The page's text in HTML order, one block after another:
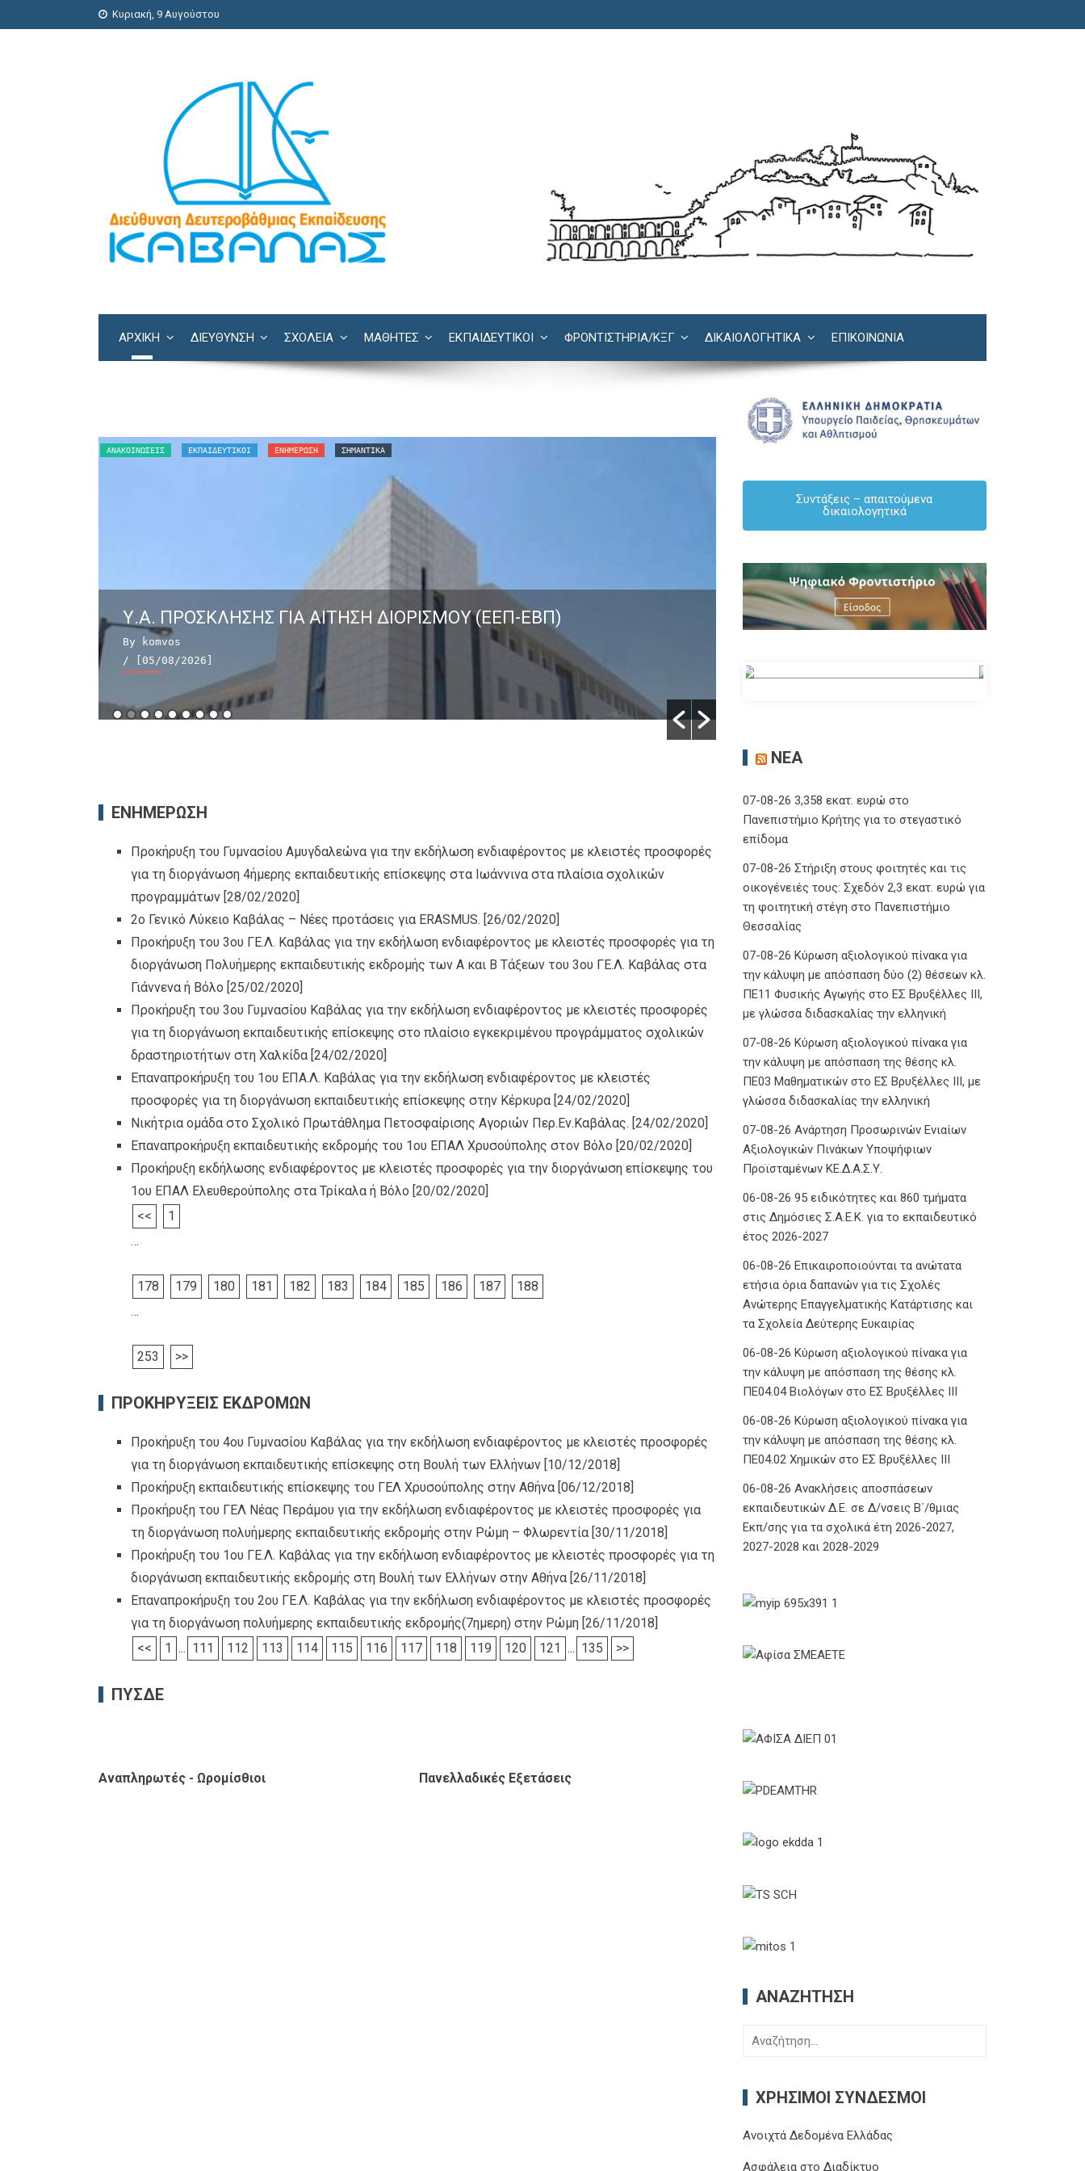
Κυριακή, 9 Αυγούστου
ΑΡΧΙΚΗ ΔΙΕΎΘΥΝΣΗ ΣΧΟΛΕΊΑ ΜΑΘΗΤΕΣ ΕΚΠΑΙΔΕΥΤΙΚΟΙ ΦΡΟΝΤΙΣΤΉΡΙΑ/KΞΓ ΔΙΚΑΙΟΛΟΓΗΤΙΚΆ ΕΠΙΚΟΙΝΩΝΊΑ
ΑΝΑΚΟΙΝΏΣΕΙΣ ΕΚΠΑΙΔΕΥΤΙΚΟΙ ΕΝΗΜΕΡΩΣΗ ΣΗΜΑΝΤΙΚΆ
Υ.Α. ΠΡΟΣΚΛΗΣΗΣ ΓΙΑ ΑΙΤΗΣΗ ΔΙΟΡΙΣΜΟΥ (ΕΕΠ-ΕΒΠ)
By komvos
/ [05/08/2026]
ΠΡΟΣΟΧΗ – ΑΝΑΚΟΙΝΟΠΟΙΗΣΗ – Πίνακες
By Δημήτριος Κουκουλάκης
ΕΝΗΜΕΡΩΣΗ
Προκήρυξη του Γυμνασίου Αμυγδαλεώνα για την εκδήλωση ενδιαφέροντος με κλειστές προσφορές
για τη διοργάνωση 4ήμερης εκπαιδευτικής επίσκεψης στα Ιωάννινα στα πλαίσια σχολικών
προγραμμάτων [28/02/2020]
2ο Γενικό Λύκειο Καβάλας – Νέες προτάσεις για ERASMUS. [26/02/2020]
Προκήρυξη του 3ου ΓΕ.Λ. Καβάλας για την εκδήλωση ενδιαφέροντος με κλειστές προσφορές για τη
διοργάνωση Πολυήμερης εκπαιδευτικής εκδρομής των Α και Β Τάξεων του 3ου ΓΕ.Λ. Καβάλας στα
Γιάννενα ή Βόλο [25/02/2020]
Προκήρυξη του 3ου Γυμνασίου Καβάλας για την εκδήλωση ενδιαφέροντος με κλειστές προσφορές
για τη διοργάνωση εκπαιδευτικής επίσκεψης στο πλαίσιο εγκεκριμένου προγράμματος σχολικών
δραστηριοτήτων στη Χαλκίδα [24/02/2020]
Επαναπροκήρυξη του 1ου ΕΠΑ.Λ. Καβάλας για την εκδήλωση ενδιαφέροντος με κλειστές
προσφορές για τη διοργάνωση εκπαιδευτικής επίσκεψης στην Κέρκυρα [24/02/2020]
Νικήτρια ομάδα στο Σχολικό Πρωτάθλημα Πετοσφαίρισης Αγοριών Περ.Εν.Καβάλας. [24/02/2020]
Επαναπροκήρυξη εκπαιδευτικής εκδρομής του 1ου ΕΠΑΛ Χρυσούπολης στον Βόλο [20/02/2020]
Προκήρυξη εκδήλωσης ενδιαφέροντος με κλειστές προσφορές για την διοργάνωση επίσκεψης του
1ου ΕΠΑΛ Ελευθερούπολης στα Τρίκαλα ή Βόλο [20/02/2020]
<<
1
…
178 179 180 181 182 183 184 185 186 187
188
…
253 >>
ΠΡΟΚΗΡΥΞΕΙΣ ΕΚΔΡΟΜΩΝ
Προκήρυξη του 4ου Γυμνασίου Καβάλας για την εκδήλωση ενδιαφέροντος με κλειστές προσφορές
για τη διοργάνωση εκπαιδευτικής επίσκεψης στη Βουλή των Ελλήνων [10/12/2018]
Προκήρυξη εκπαιδευτικής επίσκεψης του ΓΕΛ Χρυσούπολης στην Αθήνα [06/12/2018]
Προκήρυξη του ΓΕΛ Νέας Περάμου για την εκδήλωση ενδιαφέροντος με κλειστές προσφορές για
τη διοργάνωση πολυήμερης εκπαιδευτικής εκδρομής στην Ρώμη – Φλωρεντία [30/11/2018]
Προκήρυξη του 1ου ΓΕ.Λ. Καβάλας για την εκδήλωση ενδιαφέροντος με κλειστές προσφορές για τη
διοργάνωση εκπαιδευτικής εκδρομής στη Βουλή των Ελλήνων στην Αθήνα [26/11/2018]
Επαναπροκήρυξη του 2ου ΓΕ.Λ. Καβάλας για την εκδήλωση ενδιαφέροντος με κλειστές προσφορές
για τη διοργάνωση πολυήμερης εκπαιδευτικής εκδρομής(7ημερη) στην Ρώμη [26/11/2018]
<<
1 ... 111 112 113 114 115 116 117 118 119 120 121 ... 135 >>
ΠΥΣΔΕ
Αναπληρωτές - Ωρομίσθιοι Πανελλαδικές Εξετάσεις
Συντάξεις – απαιτούμενα
δικαιολογητικά
ΝΈΑ
07-08-26 3,358 εκατ. ευρώ στο
Πανεπιστήμιο Κρήτης για το στεγαστικό
επίδομα
07-08-26 Στήριξη στους φοιτητές και τις
οικογένειές τους: Σχεδόν 2,3 εκατ. ευρώ για
τη φοιτητική στέγη στο Πανεπιστήμιο
Θεσσαλίας
07-08-26 Κύρωση αξιολογικού πίνακα για
την κάλυψη με απόσπαση δύο (2) θέσεων κλ.
ΠΕ11 Φυσικής Αγωγής στο ΕΣ Βρυξέλλες ΙΙΙ,
με γλώσσα διδασκαλίας την ελληνική
07-08-26 Κύρωση αξιολογικού πίνακα για
την κάλυψη με απόσπαση της θέσης κλ.
ΠΕ03 Μαθηματικών στο ΕΣ Βρυξέλλες ΙΙΙ, με
γλώσσα διδασκαλίας την ελληνική
07-08-26 Ανάρτηση Προσωρινών Ενιαίων
Αξιολογικών Πινάκων Υποψήφιων
Προϊσταμένων ΚΕ.Δ.Α.Σ.Υ.
06-08-26 95 ειδικότητες και 860 τμήματα
στις Δημόσιες Σ.Α.Ε.Κ. για το εκπαιδευτικό
έτος 2026-2027
06-08-26 Επικαιροποιούνται τα ανώτατα
ετήσια όρια δαπανών για τις Σχολές
Ανώτερης Επαγγελματικής Κατάρτισης και
τα Σχολεία Δεύτερης Ευκαιρίας
06-08-26 Κύρωση αξιολογικού πίνακα για
την κάλυψη με απόσπαση της θέσης κλ.
ΠΕ04.04 Βιολόγων στο ΕΣ Βρυξέλλες ΙΙΙ
06-08-26 Κύρωση αξιολογικού πίνακα για
την κάλυψη με απόσπαση της θέσης κλ.
ΠΕ04.02 Χημικών στο ΕΣ Βρυξέλλες ΙΙΙ
06-08-26 Ανακλήσεις αποσπάσεων
εκπαιδευτικών Δ.Ε. σε Δ/νσεις Β΄/θμιας
Εκπ/σης για τα σχολικά έτη 2026-2027,
2027-2028 και 2028-2029
ΑΝΑΖΉΤΗΣΗ
Αναζήτηση
ΧΡΉΣΙΜΟΙ ΣΎΝΔΕΣΜΟΙ
Ανοιχτά Δεδομένα Ελλάδας
Ασφάλεια στο Διαδίκτυο